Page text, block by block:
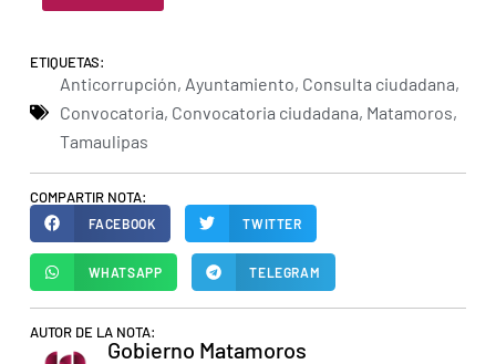
ETIQUETAS:
Anticorrupción, Ayuntamiento, Consulta ciudadana,
Convocatoria, Convocatoria ciudadana, Matamoros,
Tamaulipas
COMPARTIR NOTA:
FACEBOOK TWITTER
WHATSAPP TELEGRAM
AUTOR DE LA NOTA:
Gobierno Matamoros